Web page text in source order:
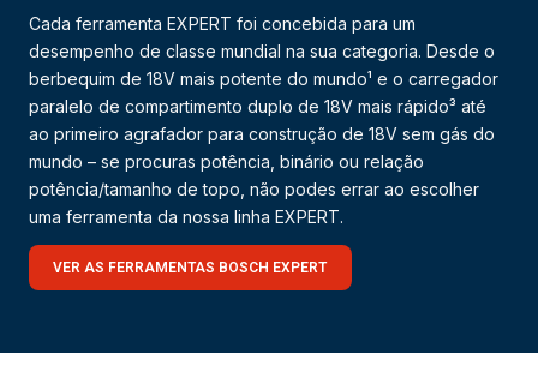
Cada ferramenta EXPERT foi concebida para um
desempenho de classe mundial na sua categoria. Desde o
berbequim de 18V mais potente do mundo¹ e o carregador
paralelo de compartimento duplo de 18V mais rápido³ até
ao primeiro agrafador para construção de 18V sem gás do
mundo – se procuras potência, binário ou relação
potência/tamanho de topo, não podes errar ao escolher
uma ferramenta da nossa linha EXPERT.
VER AS FERRAMENTAS BOSCH EXPERT